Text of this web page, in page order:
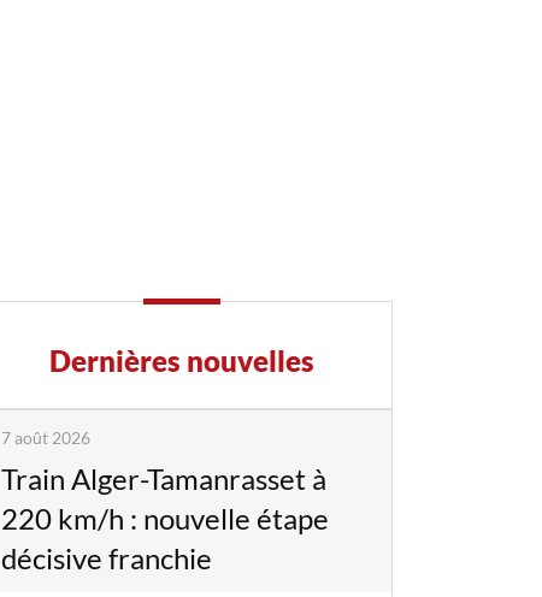
Dernières nouvelles
7 août 2026
Train Alger-Tamanrasset à
220 km/h : nouvelle étape
décisive franchie